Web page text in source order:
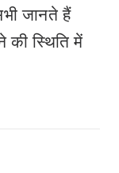
जानते हैं
स्थिति में